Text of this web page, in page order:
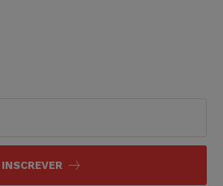
INSCREVER